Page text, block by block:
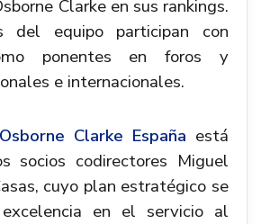
Clarke en sus rankings.
del equipo participan con
ponentes en foros y
e internacionales.
Osborne Clarke España está
socios codirectores Miguel
cuyo plan estratégico se
en el servicio al